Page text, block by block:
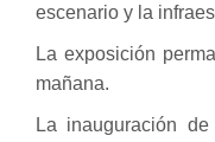
escenario y la
La exposición
mañana.
La inauguración